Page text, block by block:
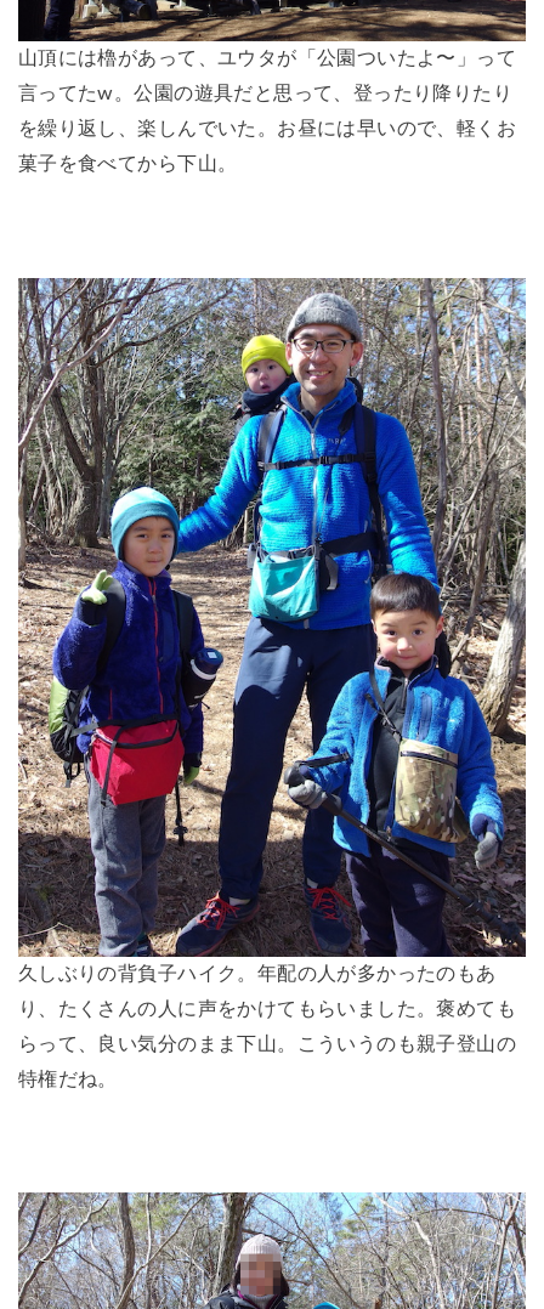
山頂には櫓があって、ユウタが「公園ついたよ〜」って
言ってたw。公園の遊具だと思って、登ったり降りたり
を繰り返し、楽しんでいた。お昼には早いので、軽くお
菓子を食べてから下山。
久しぶりの背負子ハイク。年配の人が多かったのもあ
り、たくさんの人に声をかけてもらいました。褒めても
らって、良い気分のまま下山。こういうのも親子登山の
特権だね。